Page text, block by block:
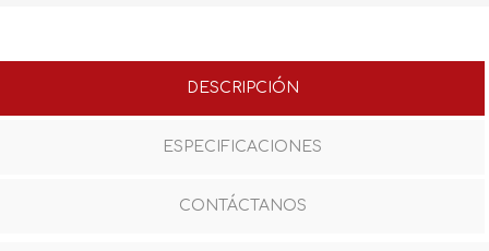
DESCRIPCIÓN
ESPECIFICACIONES
CONTÁCTANOS